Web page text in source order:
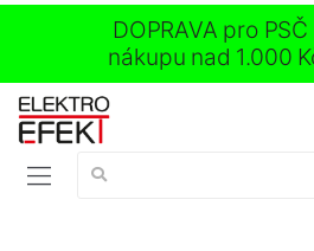
DOPRAVA pro
nákupu nad 1.000
Vyhledávání: